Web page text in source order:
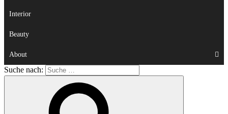
Interior
Beauty
About
Suche nach: